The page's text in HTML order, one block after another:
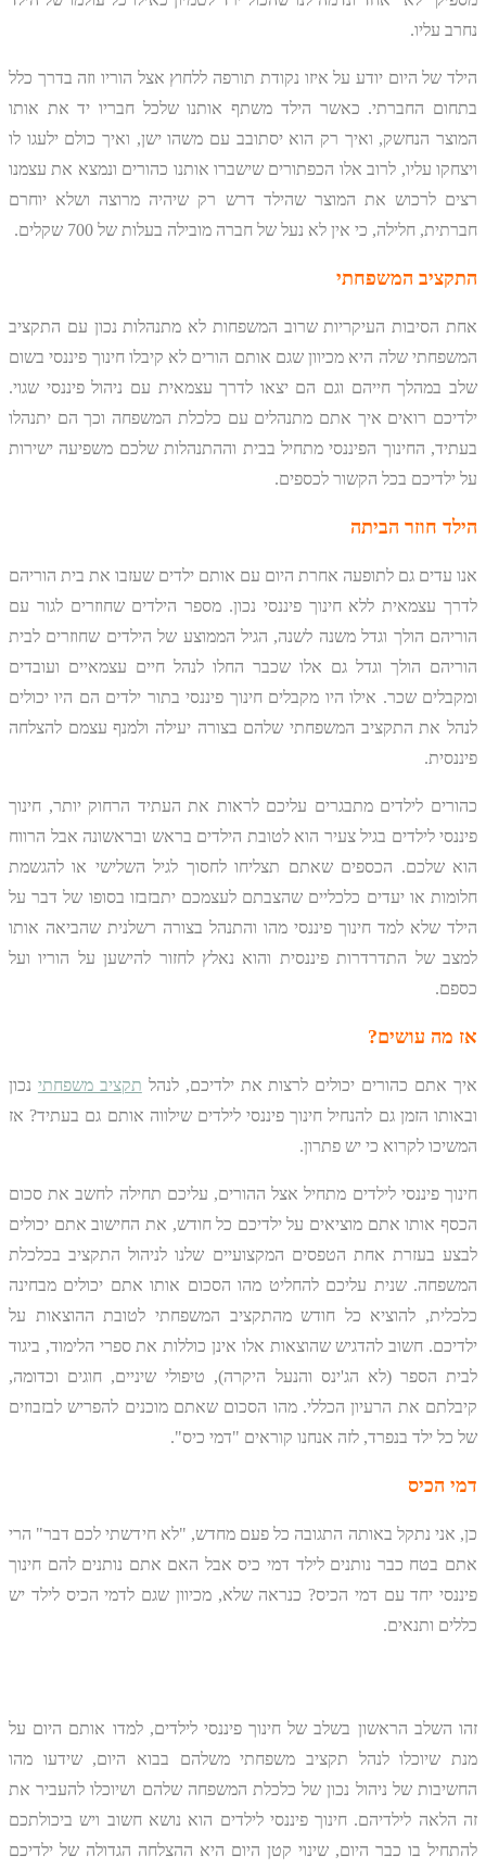
נחרב עליו.
הילד של היום יודע על איזו נקודת תורפה ללחוץ אצל הוריו וזה בדרך כלל
בתחום החברתי. כאשר הילד משתף אותנו שלכל חבריו יד את אותו
המוצר הנחשק, ואיך רק הוא יסתובב עם משהו ישן, ואיך כולם ילעגו לו
ויצחקו עליו, לרוב אלו הכפתורים שישברו אותנו כהורים ונמצא את עצמנו
רצים לרכוש את המוצר שהילד דרש רק שיהיה מרוצה ושלא יוחרם
חברתית, חלילה, כי אין לא נעל של חברה מובילה בעלות של 700 שקלים.
התקציב המשפחתי
אחת הסיבות העיקריות שרוב המשפחות לא מתנהלות נכון עם התקציב
המשפחתי שלה היא מכיוון שגם אותם הורים לא קיבלו חינוך פיננסי בשום
שלב במהלך חייהם וגם הם יצאו לדרך עצמאית עם ניהול פיננסי שגוי.
ילדיכם רואים איך אתם מתנהלים עם כלכלת המשפחה וכך הם יתנהלו
בעתיד, החינוך הפיננסי מתחיל בבית וההתנהלות שלכם משפיעה ישירות
על ילדיכם בכל הקשור לכספים.
הילד חוזר הביתה
אנו עדים גם לתופעה אחרת היום עם אותם ילדים שעזבו את בית הוריהם
לדרך עצמאית ללא חינוך פיננסי נכון. מספר הילדים שחוזרים לגור עם
הוריהם הולך וגדל משנה לשנה, הגיל הממוצע של הילדים שחוזרים לבית
הוריהם הולך וגדל גם אלו שכבר החלו לנהל חיים עצמאיים ועובדים
ומקבלים שכר. אילו היו מקבלים חינוך פיננסי בתור ילדים הם היו יכולים
לנהל את התקציב המשפחתי שלהם בצורה יעילה ולמנף עצמם להצלחה
פיננסית.
כהורים לילדים מתבגרים עליכם לראות את העתיד הרחוק יותר, חינוך
פיננסי לילדים בגיל צעיר הוא לטובת הילדים בראש ובראשונה אבל הרווח
הוא שלכם. הכספים שאתם תצליחו לחסוך לגיל השלישי או להגשמת
חלומות או יעדים כלכליים שהצבתם לעצמכם יתבזבזו בסופו של דבר על
הילד שלא למד חינוך פיננסי מהו והתנהל בצורה רשלנית שהביאה אותו
למצב של התדרדרות פיננסית והוא נאלץ לחזור להישען על הוריו ועל
כספם.
אז מה עושים?
איך אתם כהורים יכולים לרצות את ילדיכם, לנהל תקציב משפחתי נכון
ובאותו הזמן גם להנחיל חינוך פיננסי לילדים שילווה אותם גם בעתיד? אז
המשיכו לקרוא כי יש פתרון.
חינוך פיננסי לילדים מתחיל אצל ההורים, עליכם תחילה לחשב את סכום
הכסף אותו אתם מוציאים על ילדיכם כל חודש, את החישוב אתם יכולים
לבצע בעזרת אחת הטפסים המקצועיים שלנו לניהול התקציב בכלכלת
המשפחה. שנית עליכם להחליט מהו הסכום אותו אתם יכולים מבחינה
כלכלית, להוציא כל חודש מהתקציב המשפחתי לטובת ההוצאות על
ילדיכם. חשוב להדגיש שהוצאות אלו אינן כוללות את ספרי הלימוד, ביגוד
לבית הספר (לא הג'ינס והנעל היקרה), טיפולי שיניים, חוגים וכדומה,
קיבלתם את הרעיון הכללי. מהו הסכום שאתם מוכנים להפריש לבזבוזים
של כל ילד בנפרד, לזה אנחנו קוראים "דמי כיס".
דמי הכיס
כן, אני נתקל באותה התגובה כל פעם מחדש, "לא חידשתי לכם דבר" הרי
אתם בטח כבר נותנים לילד דמי כיס אבל האם אתם נותנים להם חינוך
פיננסי יחד עם דמי הכיס? כנראה שלא, מכיוון שגם לדמי הכיס לילד יש
כללים ותנאים.
זהו השלב הראשון בשלב של חינוך פיננסי לילדים, למדו אותם היום על
מנת שיוכלו לנהל תקציב משפחתי משלהם בבוא היום, שידעו מהו
החשיבות של ניהול נכון של כלכלת המשפחה שלהם ושיוכלו להעביר את
זה הלאה לילדיהם. חינוך פיננסי לילדים הוא נושא חשוב ויש ביכולתכם
להתחיל בו כבר היום, שינוי קטן היום היא ההצלחה הגדולה של ילדיכם